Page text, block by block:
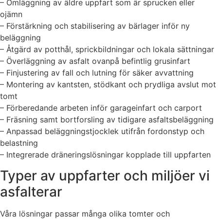
– Omläggning av äldre uppfart som är sprucken eller
ojämn
– Förstärkning och stabilisering av bärlager inför ny
beläggning
– Åtgärd av potthål, sprickbildningar och lokala sättningar
– Överläggning av asfalt ovanpå befintlig grusinfart
– Finjustering av fall och lutning för säker avvattning
– Montering av kantsten, stödkant och prydliga avslut mot
tomt
– Förberedande arbeten inför garageinfart och carport
– Fräsning samt bortforsling av tidigare asfaltsbeläggning
– Anpassad beläggningstjocklek utifrån fordonstyp och
belastning
– Integrerade dräneringslösningar kopplade till uppfarten
Typer av uppfarter och miljöer vi
asfalterar
Våra lösningar passar många olika tomter och